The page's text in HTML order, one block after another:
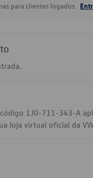
para clientes logados.
1J0-711-343-A
loja virtual oficial da